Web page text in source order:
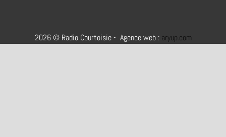
2026 © Radio Courtoisie - Agence web : aryup.com